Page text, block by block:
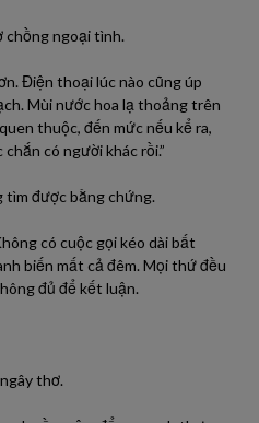
chồng ngoại tình.
Điện thoại lúc nào cũng úp
Mùi nước hoa lạ thoảng trên
thuộc, đến mức nếu kể ra,
có người khác rồi.”
tìm được bằng chứng.
có cuộc gọi kéo dài bất
biến mất cả đêm. Mọi thứ đều
đủ để kết luận.
thơ.